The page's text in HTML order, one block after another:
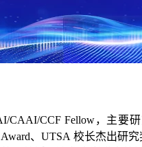
CAAI/CCF Fellow，主要
Award、UTSA 校长杰出